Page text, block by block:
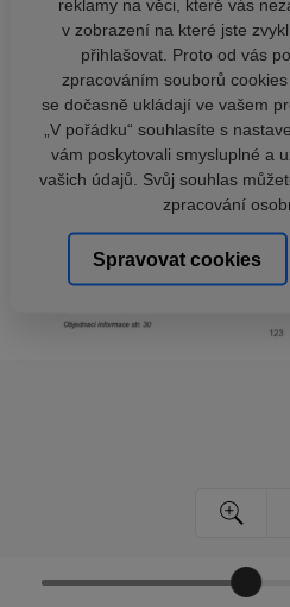
reklamy na věci, které vás
v zobrazení na které jste
přihlašovat. Proto od vás
zpracováním souborů
se dočasně ukládají ve vašem
„V pořádku“ souhlasíte s
vám poskytovali smysluplné a
vašich údajů. Svůj souhlas
zpracování
Spravovat cookies